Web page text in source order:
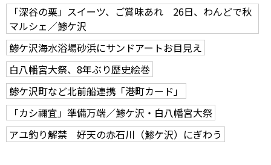
「深谷の栗」スイーツ、ご賞味あれ 26日、わんどで秋
マルシェ／鯵ケ沢
鯵ケ沢海水浴場砂浜にサンドアートお目見え
白八幡宮大祭、8年ぶり歴史絵巻
鯵ケ沢町など北前船連携「港町カード」
「カシ禰宜」準備万端／鯵ケ沢・白八幡宮大祭
アユ釣り解禁 好天の赤石川（鯵ケ沢）にぎわう